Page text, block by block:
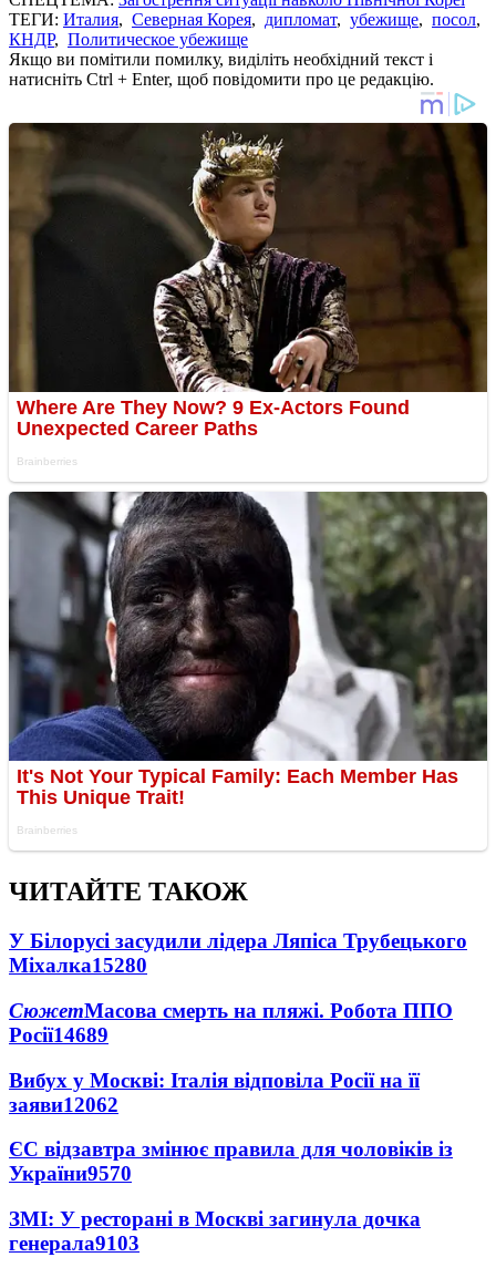
ТЕГИ: Италия, Северная Корея, дипломат, убежище, посол,
КНДР, Политическое убежище
Якщо ви помітили помилку, виділіть необхідний текст і
натисніть Ctrl + Enter, щоб повідомити про це редакцію.
ЧИТАЙТЕ ТАКОЖ
У Білорусі засудили лідера Ляпіса Трубецького
Міхалка15280
СюжетМасова смерть на пляжі. Робота ППО
Росії14689
Вибух у Москві: Італія відповіла Росії на її
заяви12062
ЄС відзавтра змінює правила для чоловіків із
України9570
ЗМІ: У ресторані в Москві загинула дочка
генерала9103